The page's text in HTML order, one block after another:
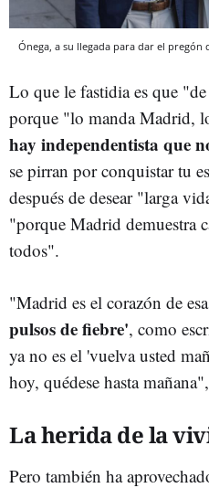
Ónega, a su llegada para dar el pregón
Lo que le fastidia es que
porque "lo manda Madrid,
hay independentista que
se pirran por conquistar tu
después de desear "larga
"porque Madrid demuestra
todos".
"Madrid es el corazón de esa
pulsos de fiebre', como
ya no es el 'vuelva usted
hoy, quédese hasta
La herida de la
Pero también ha